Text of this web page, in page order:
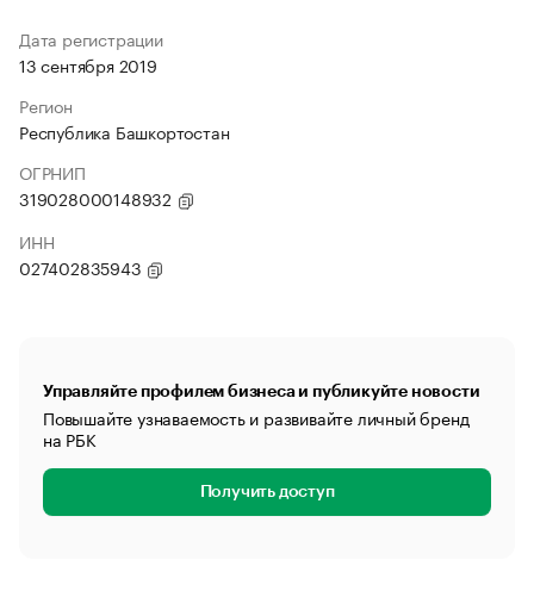
Дата регистрации
13 сентября 2019
Регион
Республика Башкортостан
ОГРНИП
319028000148932
ИНН
027402835943
Управляйте профилем бизнеса и публикуйте новости
Повышайте узнаваемость и развивайте личный бренд
на РБК
Получить доступ